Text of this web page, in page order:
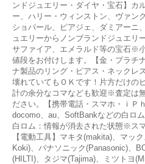
ンドジュエリー・ダイヤ・宝石】カ
ー、ハリー・ウィンストン、ヴァン
ショパール、ピアジェ、ダミアーニ
ュエリーからノンブランドジュエリ
サファイア、エメラルド等の宝石※
値段をお付けします。【金・プラチ
ナ製品のリング・ピアス・ネックレ
壊れていてもＯＫです！片方だけの
計の余分なコマなども歓迎※査定は
ださい。【携帯電話・スマホ・ｉＰ
docomo、au、SoftBankなどの白ロ
白ロム：情報が消去された状態※ス
【電動工具】マキタ(makita)、マッ
Koki)、パナソニック(Panasonic)、
(HILTI)、タジマ(Tajima)、ミツトヨ